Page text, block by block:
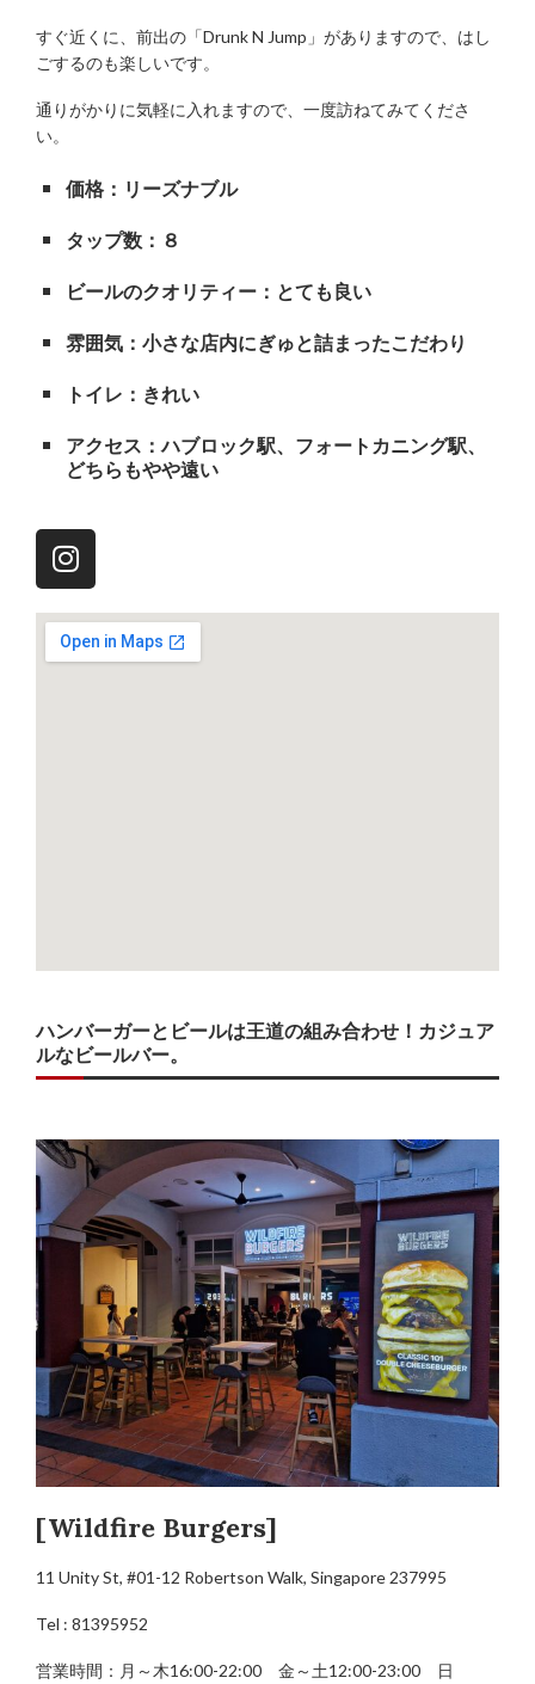
すぐ近くに、前出の「Drunk N Jump」がありますので、はし
ごするのも楽しいです。
通りがかりに気軽に入れますので、一度訪ねてみてくださ
い。
価格：リーズナブル
タップ数：８
ビールのクオリティー：とても良い
雰囲気：小さな店内にぎゅと詰まったこだわり
トイレ：きれい
アクセス：ハブロック駅、フォートカニング駅、
どちらもやや遠い
ハンバーガーとビールは王道の組み合わせ！カジュア
ルなビールバー。
[Wildfire Burgers]
11 Unity St, #01-12 Robertson Walk, Singapore 237995
Tel : 81395952
営業時間：月～木16:00-22:00 金～土12:00-23:00 日